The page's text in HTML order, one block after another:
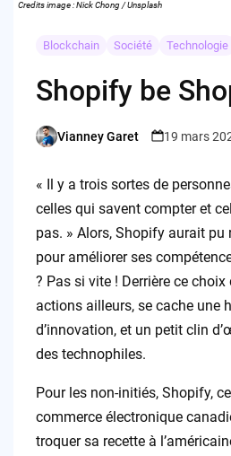
Credits image : Nick Chong / Unsplash
Blockchain Société Technologie
Shopify be
Posted
Vianney Garet 19 mars
« Il y a trois sortes de
celles qui savent compter et
pas. » Alors, Shopify aurait pu
pour améliorer ses
? Pas si vite ! Derrière ce
actions ailleurs, se cache une
d’innovation, et un petit clin
des technophiles.
Pour les non-initiés, Shopify,
commerce électronique
troquer sa recette à